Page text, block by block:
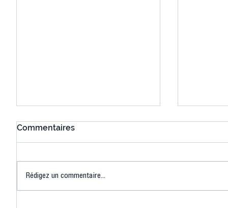
Commentaires
Rédigez un commentaire...